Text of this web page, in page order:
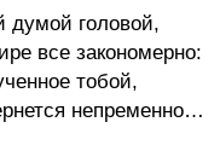
думой головой,
все закономерно:
тобой,
непременно…